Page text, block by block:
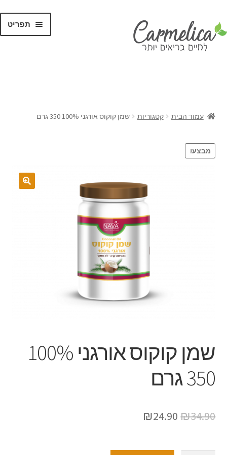
תפריט
עמוד הבית קטגוריות שמן קוקוס אורגני 100% 350 גרם
מבצע!
שמן קוקוס אורגני 100%
350 גרם
₪34.90
₪24.90